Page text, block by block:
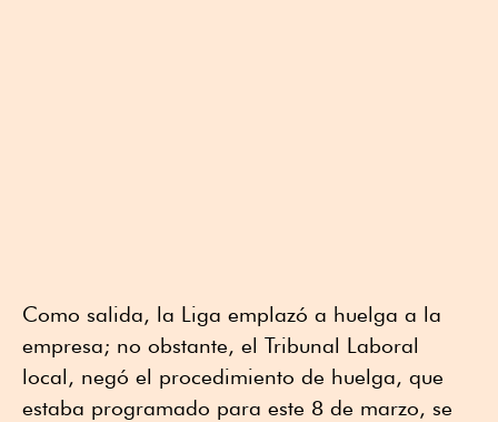
Como salida, la Liga emplazó a huelga a la
empresa; no obstante, el Tribunal Laboral
local, negó el procedimiento de huelga, que
estaba programado para este 8 de marzo, se